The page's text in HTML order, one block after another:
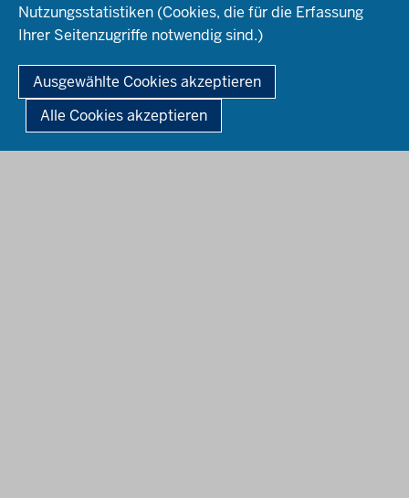
Nutzungsstatistiken (Cookies, die für die Erfassung
Ihrer Seitenzugriffe notwendig sind.)
Ausgewählte Cookies akzeptieren
Alle Cookies akzeptieren
© 2026 Zentren für schulpraktische Lehrerausbildung des Landes
Fußzeile
Impressum Datenschutz Barrierefreiheit